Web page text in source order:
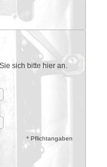
sich bitte hier an.
* Pflichtangaben